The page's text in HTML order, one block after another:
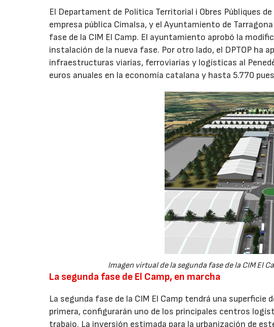
El Departament de Política Territorial i Obres Públiques
empresa pública Cimalsa, y el Ayuntamiento de
fase de la CIM El Camp. El ayuntamiento aprobó la
instalación de la nueva fase. Por otro lado, el DPTOP ha
infraestructuras viarias, ferroviarias y logísticas al
euros anuales en la economía catalana y hasta 5.770
Imagen virtual de la segunda fase de la CIM El
La segunda fase de El Camp, en marcha
La segunda fase de la CIM El Camp tendrá una
primera, configurarán uno de los principales centros
trabajo. La inversión estimada para la urbanización de